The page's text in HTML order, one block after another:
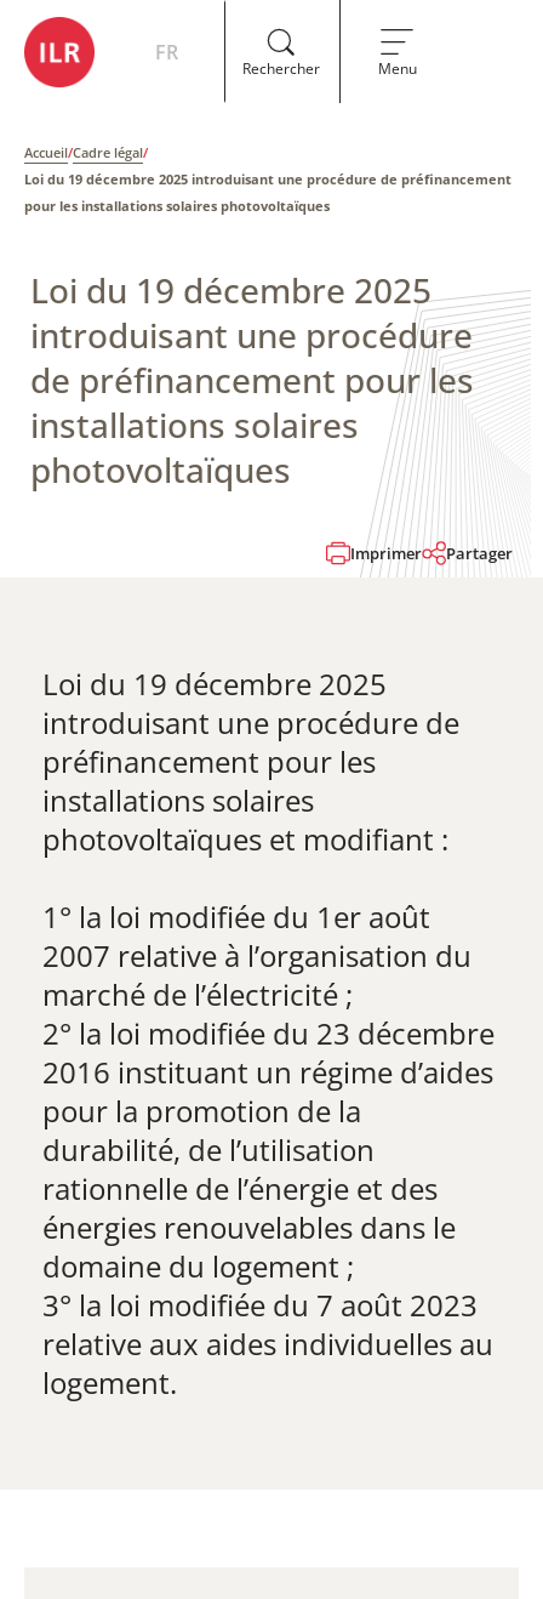
FR
Rechercher Menu
Accueil/Cadre légal/
Loi du 19 décembre 2025 introduisant une procédure de préfinancement
pour les installations solaires photovoltaïques
Loi du 19 décembre 2025
introduisant une procédure
de préfinancement pour les
installations solaires
photovoltaïques
Imprimer Partager
Loi du 19 décembre 2025
introduisant une procédure de
préfinancement pour les
installations solaires
photovoltaïques et modifiant :
1° la loi modifiée du 1er août
2007 relative à l’organisation du
marché de l’électricité ;
2° la loi modifiée du 23 décembre
2016 instituant un régime d’aides
pour la promotion de la
durabilité, de l’utilisation
rationnelle de l’énergie et des
énergies renouvelables dans le
domaine du logement ;
3° la loi modifiée du 7 août 2023
relative aux aides individuelles au
logement.